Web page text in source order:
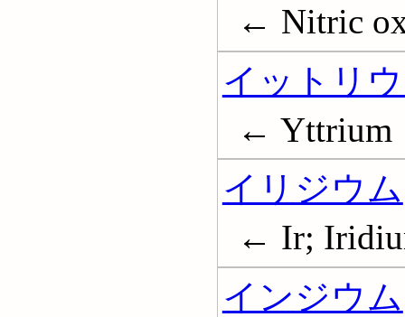
← Nitric
イットリ
← Yttrium
イリジウム
← Ir;
インジウム